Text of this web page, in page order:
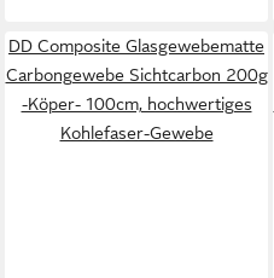
DD Composite Glasgewebematte
Carbongewebe Sichtcarbon 200g
-Köper- 100cm, hochwertiges
Kohlefaser-Gewebe